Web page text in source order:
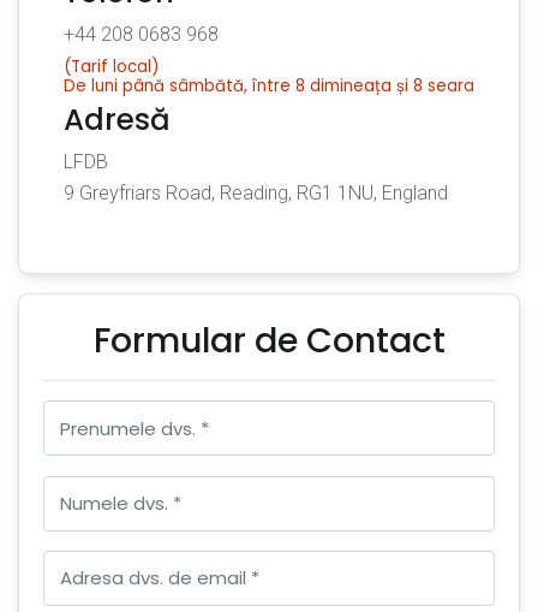
+44 208 0683 968
(Tarif local)
De luni până sâmbătă, între 8 dimineața și 8 seara
Adresă
LFDB
9 Greyfriars Road, Reading, RG1 1NU, England
Formular de Contact